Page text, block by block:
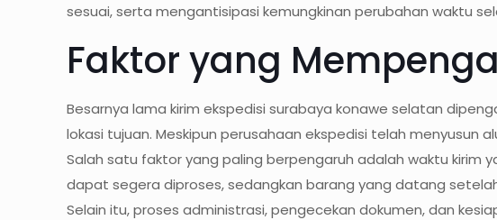
sesuai, serta mengantisipasi kemungkinan perubahan waktu
Faktor yang
Besarnya lama kirim ekspedisi surabaya konawe selatan
lokasi tujuan. Meskipun perusahaan ekspedisi telah
Salah satu faktor yang paling berpengaruh adalah waktu kirim
dapat segera diproses, sedangkan barang yang datang
Selain itu, proses administrasi, pengecekan dokumen, dan